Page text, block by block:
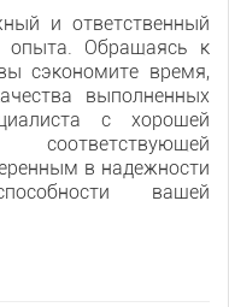
и ответственный
опыта. Обращаясь к
сэкономите время,
выполненных
с хорошей
в надежности
вашей